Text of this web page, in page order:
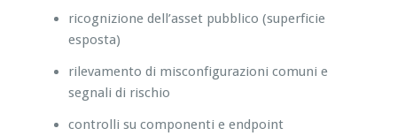
ricognizione dell’asset pubblico (superficie
esposta)
rilevamento di misconfigurazioni comuni e
segnali di rischio
controlli su componenti e endpoint